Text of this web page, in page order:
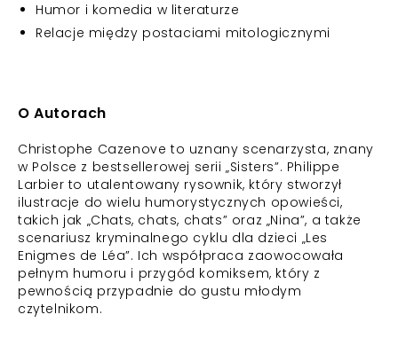
Humor i komedia w literaturze
Relacje między postaciami mitologicznymi
O Autorach
Christophe Cazenove to uznany scenarzysta, znany
w Polsce z bestsellerowej serii „Sisters”. Philippe
Larbier to utalentowany rysownik, który stworzył
ilustracje do wielu humorystycznych opowieści,
takich jak „Chats, chats, chats” oraz „Nina”, a także
scenariusz kryminalnego cyklu dla dzieci „Les
Enigmes de Léa”. Ich współpraca zaowocowała
pełnym humoru i przygód komiksem, który z
pewnością przypadnie do gustu młodym
czytelnikom.